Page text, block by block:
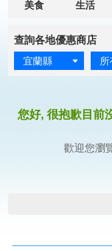
美食 生活
查詢各地優惠商店
宜蘭縣
您好, 很抱歉目前
歡迎您瀏